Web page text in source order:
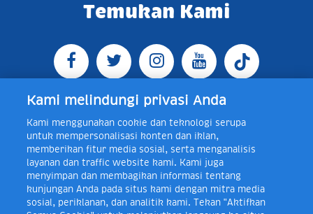
Temukan Kami
Jl. Raya Bogor KM 5, Pasar Rebo, Jakarta Timur,
Indonesia 13760
Telp +62 21 8410945 | PO BOX
4074 Jakarta 13760 Indonesia
Toll Free Layanan Peduli Frisian Flag 0-80018-21-406;
Senin - Jumat, 08:00 - 16:30 WIB, E-mail:
layanan.peduli@frieslandcampina.com
Kami melindungi privasi Anda
Kami menggunakan cookie dan teknologi serupa
untuk mempersonalisasi konten dan iklan,
memberikan fitur media sosial, serta menganalisis
layanan dan traffic website kami. Kami juga
menyimpan dan membagikan informasi tentang
kunjungan Anda pada situs kami dengan mitra media
sosial, periklanan, dan analitik kami. Tekan "Aktifkan